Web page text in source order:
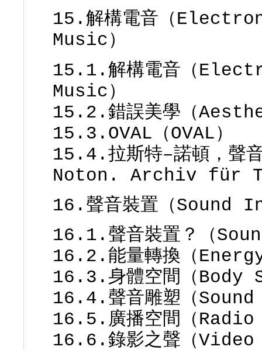
15.解構電音（
Music）
15.1.解構電音（
Music）
15.2.錯誤美學（
15.3.OVAL（OVAL）
15.4.拉斯特–諾頓，聲
Noton. Archiv für
16.聲音裝置（
16.1.聲音裝置？（
16.2.能量轉換（
16.3.身體空間（Body
16.4.聲音雕塑（
16.5.廣播空間（Radio
16.6.錄影之聲（Video